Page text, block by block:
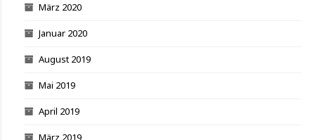
März 2020
Januar 2020
August 2019
Mai 2019
April 2019
März 2019